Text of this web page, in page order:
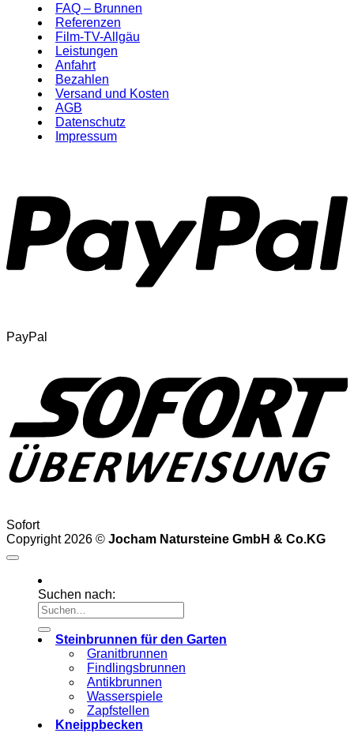
FAQ – Brunnen
Referenzen
Film-TV-Allgäu
Leistungen
Anfahrt
Bezahlen
Versand und Kosten
AGB
Datenschutz
Impressum
PayPal
Sofort
Copyright 2026 © Jocham Natursteine GmbH & Co.KG
Suchen nach:
Steinbrunnen für den Garten
Granitbrunnen
Findlingsbrunnen
Antikbrunnen
Wasserspiele
Zapfstellen
Kneippbecken